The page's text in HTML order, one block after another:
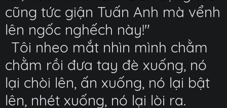
cũng tức giận Tuấn Anh mà vểnh
lên ngốc nghếch này!"
Tôi nheo mắt nhìn mình chằm
chằm rồi đưa tay đè xuống, nó
lại chòi lên, ấn xuống, nó lại bật
lên, nhét xuống, nó lại lòi ra.